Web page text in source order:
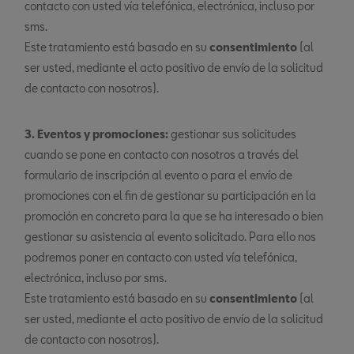
contacto con usted vía telefónica, electrónica, incluso por
sms.
Este tratamiento está basado en su consentimiento (al
ser usted, mediante el acto positivo de envío de la solicitud
de contacto con nosotros).
3. Eventos y promociones: gestionar sus solicitudes
cuando se pone en contacto con nosotros a través del
formulario de inscripción al evento o para el envío de
promociones con el fin de gestionar su participación en la
promoción en concreto para la que se ha interesado o bien
gestionar su asistencia al evento solicitado. Para ello nos
podremos poner en contacto con usted vía telefónica,
electrónica, incluso por sms.
Este tratamiento está basado en su consentimiento (al
ser usted, mediante el acto positivo de envío de la solicitud
de contacto con nosotros).